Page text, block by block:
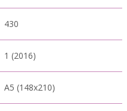
430
1 (2016)
A5 (148x210)